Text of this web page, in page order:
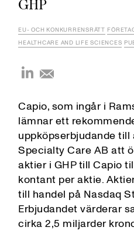
GHP
EU- OCH KONKURRENSRÄTT
HEALTHCARE AND LIFE SCIENCES
Capio, som ingår i
lämnar ett
uppköpserbjud­ande till
Specialty Care AB att
aktier i GHP till Capio
kontant per aktie.
till handel på Nasdaq
Erbjudandet värderar
cirka 2,5 miljarder